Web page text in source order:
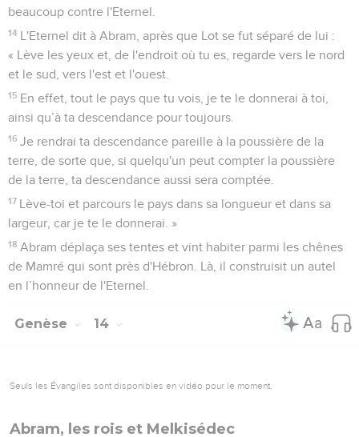
beaucoup contre l'Eternel.
14 L'Eternel dit à Abram, après que Lot se fut séparé de lui :
« Lève les yeux et, de l'endroit où tu es, regarde vers le nord
et le sud, vers l'est et l'ouest.
15 En effet, tout le pays que tu vois, je te le donnerai à toi,
ainsi qu’à ta descendance pour toujours.
16 Je rendrai ta descendance pareille à la poussière de la
terre, de sorte que, si quelqu'un peut compter la poussière
de la terre, ta descendance aussi sera comptée.
17 Lève-toi et parcours le pays dans sa longueur et dans sa
largeur, car je te le donnerai. »
18 Abram déplaça ses tentes et vint habiter parmi les chênes
de Mamré qui sont près d'Hébron. Là, il construisit un autel
en l’honneur de l'Eternel.
Genèse 14
Seuls les Évangiles sont disponibles en vidéo pour le moment.
Abram, les rois et Melkisédec